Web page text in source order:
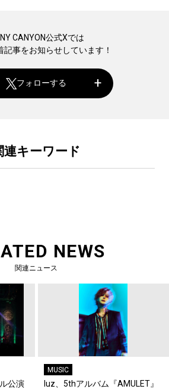
CANYON公式Xでは
記事をお知らせしています！
フォローする
連キーワード
NEWS
関連ニュース
公演
MUSIC
luz、5thアルバム『AMULET』